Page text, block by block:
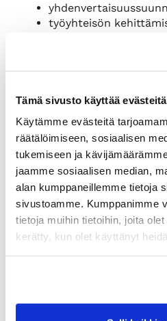
Tämä sivusto käyttää evästeitä
Käytämme evästeitä
räätälöimiseen, sosiaalisen
tukemiseen ja
jaamme sosiaalisen median,
alan kumppaneillemme tietoja
sivustoamme. Kumppanimme
tietoja muihin tietoihin, joita
kerätty, kun olet käyttänyt
työyhteisön
%, normaalihinta 600 € +
Ilmoittautuminen:
linkistä, ilmoittaudu
vie sinut
(Etäkoulutukseen
osallistumistapa
LUE LISÄÄ JA